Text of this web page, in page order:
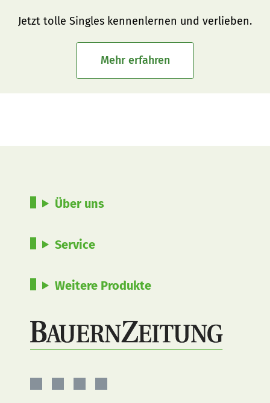
Jetzt tolle Singles kennenlernen und verlieben.
Mehr erfahren
Über uns
Service
Weitere Produkte